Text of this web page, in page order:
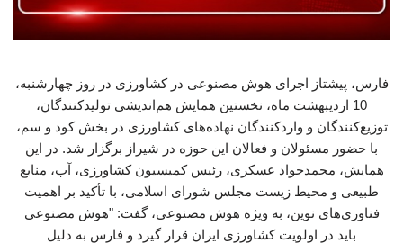
فارس، پیشتاز اجرای هوش مصنوعی در کشاورزی در روز چهارشنبه،
10 اردیبهشت ماه، نخستین همایش هم‌اندیشی تولیدکنندگان،
توزیع‌کنندگان و واردکنندگان نهاده‌های کشاورزی در بخش کود و سم،
با حضور مسئولان و فعالان این حوزه در شیراز برگزار شد. در این
همایش، محمدجواد عسکری، رئیس کمیسیون کشاورزی، آب، منابع
طبیعی و محیط زیست مجلس شورای اسلامی، با تأکید بر اهمیت
فناوری‌های نوین، به ویژه هوش مصنوعی، گفت: "هوش مصنوعی
باید در اولویت کشاورزی ایران قرار گیرد و فارس به دلیل